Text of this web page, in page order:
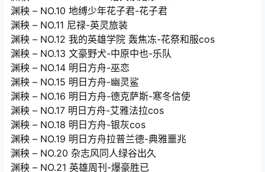
渊秧 – NO.10 地缚少年花子君-花子君
渊秧 – NO.11 尼禄-英灵旅装
渊秧 – NO.12 我的英雄学院 轰焦冻-花祭和服cos
渊秧 – NO.13 文豪野犬-中原中也-乐队
渊秧 – NO.14 明日方舟-巫恋
渊秧 – NO.15 明日方舟-幽灵鲨
渊秧 – NO.16 明日方舟-德克萨斯-寒冬信使
渊秧 – NO.17 明日方舟-艾雅法拉cos
渊秧 – NO.18 明日方舟-银灰cos
渊秧 – NO.19 明日方舟拉普兰德-典雅噩兆
渊秧 – NO.20 杂志风同人绿谷出久
渊秧 – NO.21 英雄周刊-爆豪胜已